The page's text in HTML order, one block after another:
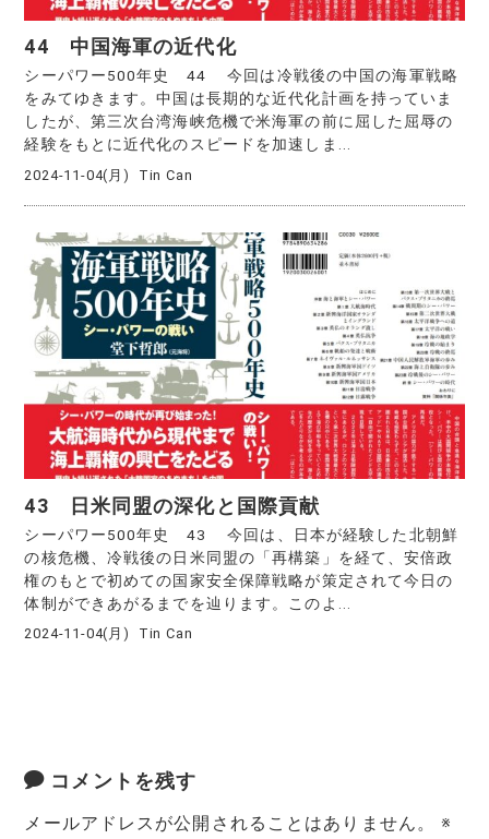
44 中国海軍の近代化
シーパワー500年史 44 今回は冷戦後の中国の海軍戦略
をみてゆきます。中国は長期的な近代化計画を持っていま
したが、第三次台湾海峡危機で米海軍の前に屈した屈辱の
経験をもとに近代化のスピードを加速しま...
2024-11-04(月) Tin Can
43 日米同盟の深化と国際貢献
シーパワー500年史 43 今回は、日本が経験した北朝鮮
の核危機、冷戦後の日米同盟の「再構築」を経て、安倍政
権のもとで初めての国家安全保障戦略が策定されて今日の
体制ができあがるまでを辿ります。このよ...
2024-11-04(月) Tin Can
コメントを残す
メールアドレスが公開されることはありません。
※